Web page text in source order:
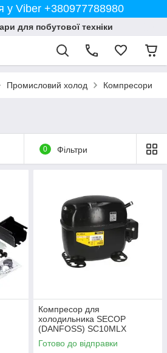
у Viber +380977788980
для побутової техніки
Промисловий холод Компресори
0 Фільтри
Компресор для
холодильника SECOP
(DANFOSS) SC10MLX
R404а/R507а 855W (з
пусковим реле BN101)
Готово до відправки